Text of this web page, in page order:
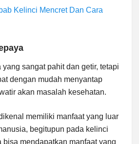
Kelinci Mencret Dan Cara
sangat pahit dan getir, tetapi
dengan mudah menyantap
akan masalah kesehatan.
memiliki manfaat yang luar
begitupun pada kelinci
bisa mendapatkan manfaat yang